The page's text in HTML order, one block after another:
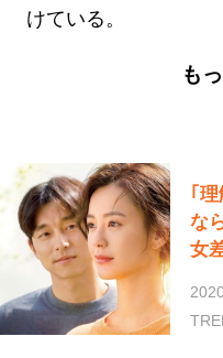
けている。
も
｢
な
女